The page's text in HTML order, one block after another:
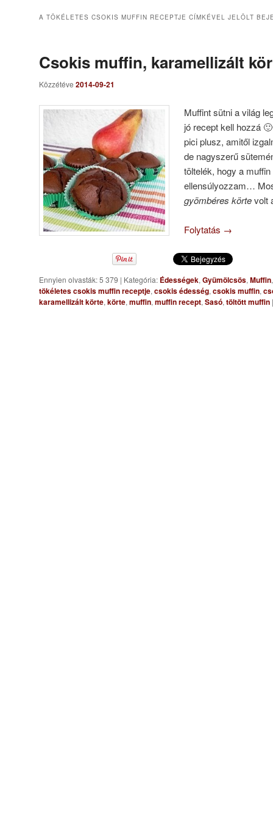
A TÖKÉLETES CSOKIS MUFFIN RECEPTJE CÍMKÉVEL JELÖLT
Csokis muffin, karamellizált
Közzétéve 2014-09-21
Muffint sütni a világ
jó recept kell hozzá
pici plusz, amitől
de nagyszerű
töltelék, hogy a
ellensúlyozzam…
gyömbéres körtevolt
Folytatás →
Ennyien olvasták: 5 379 | Kategória: Édességek, Gyümölcsös, Muffin
tökéletes csokis muffin receptje, csokis édesség, csokis muffin,
karamellizált körte, körte, muffin, muffin recept, Sasó, töltött muffin